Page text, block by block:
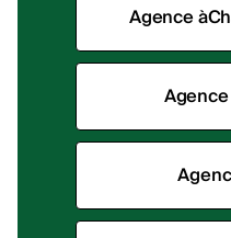
Agence à